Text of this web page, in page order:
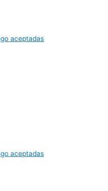
aceptadas
aceptadas